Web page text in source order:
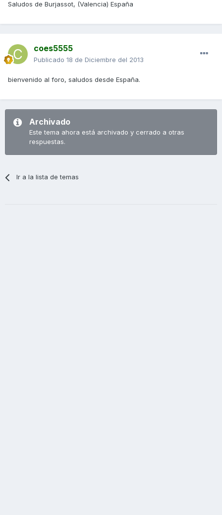
Saludos de Burjassot, (Valencia) España
coes5555
Publicado 18 de Diciembre del 2013
bienvenido al foro, saludos desde España.
Archivado
Este tema ahora está archivado y cerrado a otras
respuestas.
Ir a la lista de temas